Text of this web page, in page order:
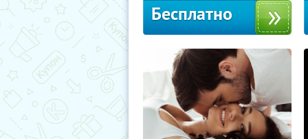
Бесплатно